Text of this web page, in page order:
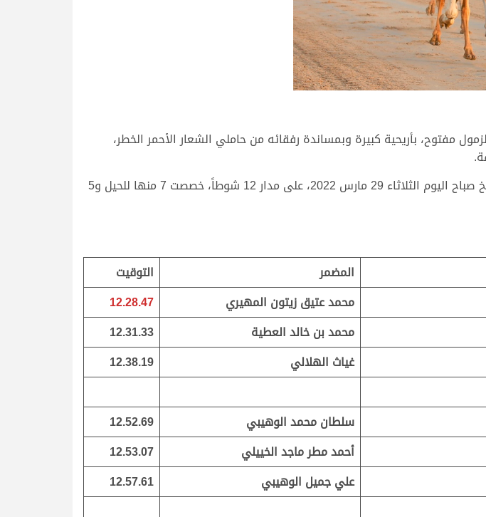
مفتوح، بأريحية كبيرة وبمساندة رفقائه من حاملي الشعار الأحمر الخطر،
وتواصلت منافسات الحيل والزمول المخصصة لهجن أصحاب السمو والسعادة الشيخ صباح اليوم الثلاثاء 29 مارس 2022، على مدار 12 شوطاً، خصصت 7 منها للحيل و5
المضمر
التوقيت
محمد عتيق زيتون المهيري
12.28.47
محمد بن خالد العطية
12.31.33
غياث الهلالي 12.38.19
سلطان محمد الوهيبي
12.52.69
أحمد مطر ماجد الخييلي
12.53.07
علي جميل الوهيبي 12.57.61